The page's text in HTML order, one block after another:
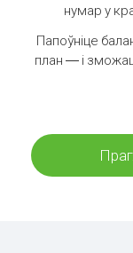
нумар у
Папоўніце
план — і